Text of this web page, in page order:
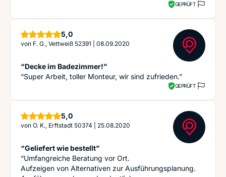
GEPRÜFT
5,0Sterne
von F. G., Vettweiß 52391 08.09.2020
“Decke im Badezimmer!”
“Super Arbeit, toller Monteur, wir sind zufrieden.”
GEPRÜFT
5,0Sterne
von O. K., Erftstadt 50374 25.08.2020
“Geliefert wie bestellt”
“Umfangreiche Beratung vor Ort.
Aufzeigen von Alternativen zur Ausführungsplanung.